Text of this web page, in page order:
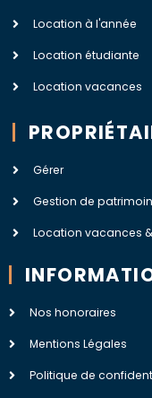
Location à l'année
Location étudiante
Location vacances
Gérer
Gestion de
Location vacances
Nos honoraires
Mentions Légales
Politique de